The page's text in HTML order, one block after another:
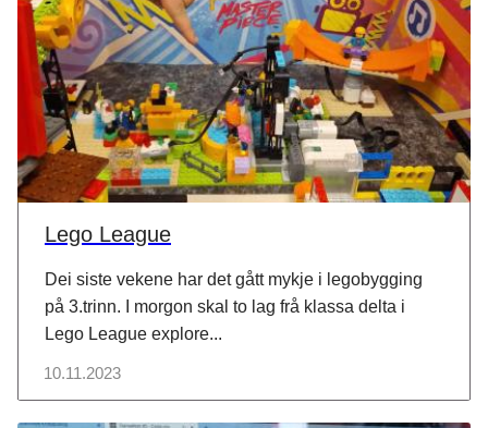
10.11.2023
Lego League
Dei siste vekene har det gått mykje i legobygging
på 3.trinn. I morgon skal to lag frå klassa delta i
Lego League explore...